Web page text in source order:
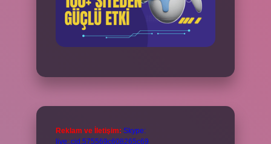
Reklam ve İletişim: Skype:
live:.cid.575569c608265c69